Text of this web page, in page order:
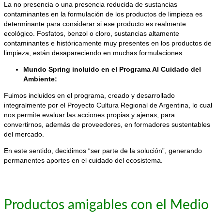
La no presencia o una presencia reducida de sustancias
contaminantes en la formulación de los productos de limpieza es
determinante para considerar si ese producto es realmente
ecológico. Fosfatos, benzol o cloro, sustancias altamente
contaminantes e históricamente muy presentes en los productos de
limpieza, están desapareciendo en muchas formulaciones.
Mundo Spring incluido en el Programa Al Cuidado del
Ambiente:
Fuimos incluidos en el programa, creado y desarrollado
integralmente por el Proyecto Cultura Regional de Argentina, lo cual
nos permite evaluar las acciones propias y ajenas, para
convertirnos, además de proveedores, en formadores sustentables
del mercado.
En este sentido, decidimos “ser parte de la solución”, generando
permanentes aportes en el cuidado del ecosistema.
Productos amigables con el Medio